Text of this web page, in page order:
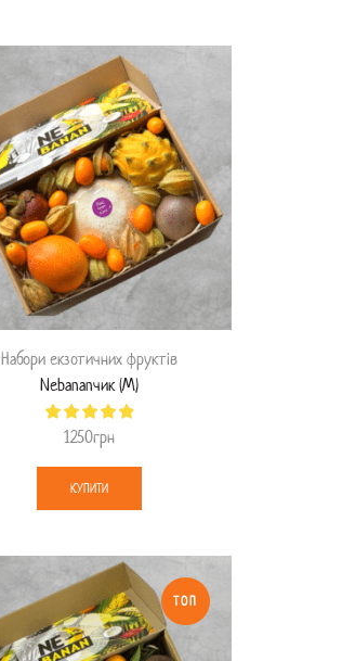
Набори екзотичних фруктів
Nebananчик (M)
1250грн
КУПИТИ
ТОП